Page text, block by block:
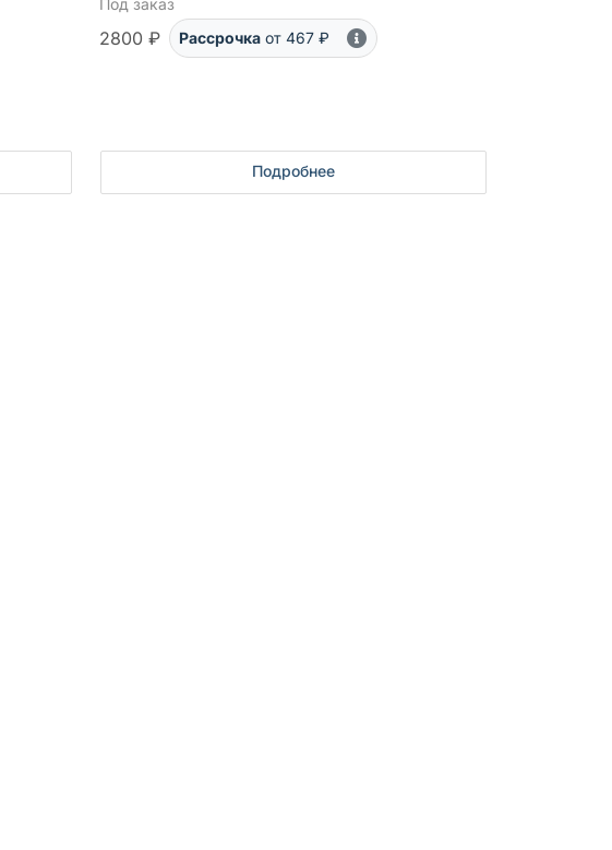
Под заказ
2800 ₽ Рассрочка от 467 ₽
Подробнее